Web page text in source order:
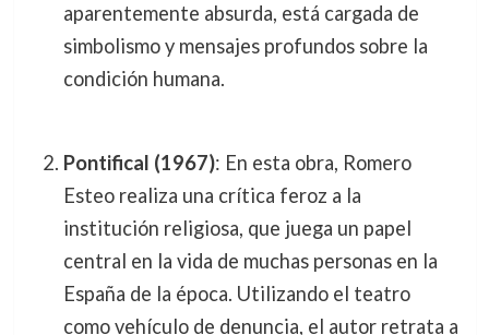
aparentemente absurda, está cargada de
simbolismo y mensajes profundos sobre la
condición humana.
Pontifical (1967): En esta obra, Romero
Esteo realiza una crítica feroz a la
institución religiosa, que juega un papel
central en la vida de muchas personas en la
España de la época. Utilizando el teatro
como vehículo de denuncia, el autor retrata a